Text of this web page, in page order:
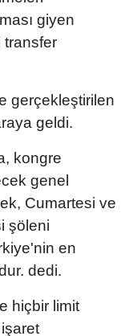
giyen
transfer
gerçekleştirilen
geldi.
kongre
genel
Cumartesi ve
şöleni
en
dedi.
hiçbir limit